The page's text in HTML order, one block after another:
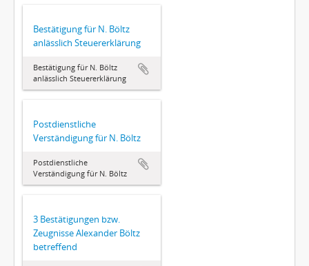
Bestätigung für N. Böltz
anlässlich Steuererklärung
Bestätigung für N. Böltz
anlässlich Steuererklärung
Postdienstliche
Verständigung für N. Böltz
Postdienstliche
Verständigung für N. Böltz
3 Bestätigungen bzw.
Zeugnisse Alexander Böltz
betreffend